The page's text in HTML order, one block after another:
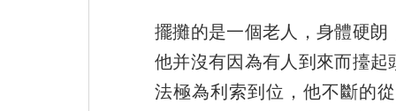
擺攤的是一個老人，身體硬
他并沒有因為有人到來而擡
法極為利索到位，他不斷的